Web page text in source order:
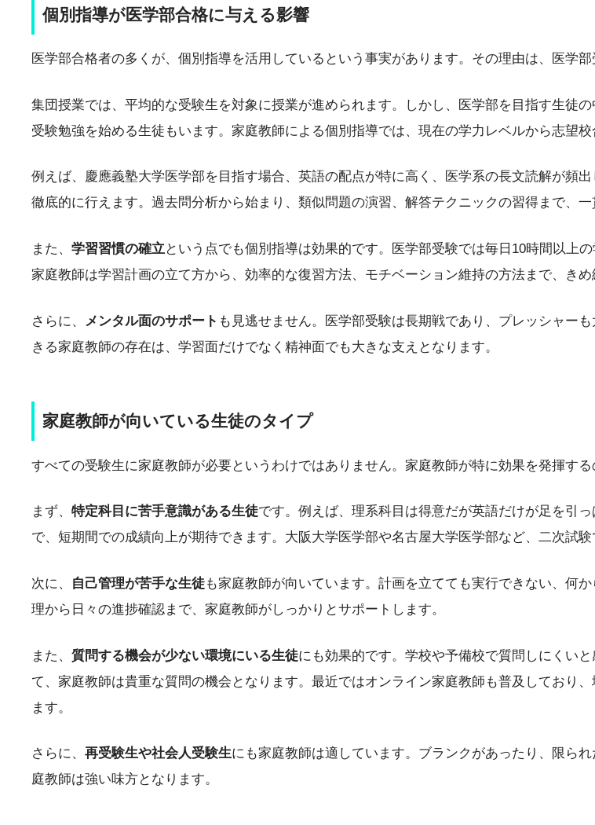
個別指導が医学部合格に与える影響
医学部合格者の多くが、個別指導を活用しているという事実があります。その理由は、医学
集団授業では、平均的な受験生を対象に授業が進められます。しかし、医学部を目指す生徒
受験勉強を始める生徒もいます。家庭教師による個別指導では、現在の学力レベルから志望
例えば、慶應義塾大学医学部を目指す場合、英語の配点が特に高く、医学系の長文読解が頻
徹底的に行えます。過去問分析から始まり、類似問題の演習、解答テクニックの習得まで、一
また、 学習習慣の確立という点でも個別指導は効果的です。医学部受験では毎日10時間以上
家庭教師は学習計画の立て方から、効率的な復習方法、モチベーション維持の方法まで、きめ
さらに、 メンタル面のサポート も見逃せません。医学部受験は長期戦であり、プレッシャー
きる家庭教師の存在は、学習面だけでなく精神面でも大きな支えとなります。
家庭教師が向いている生徒のタイプ
すべての受験生に家庭教師が必要というわけではありません。家庭教師が特に効果を発揮する
まず、 特定科目に苦手意識がある生徒です。例えば、理系科目は得意だが英語だけが足を引
で、短期間での成績向上が期待できます。大阪大学医学部や名古屋大学医学部など、二次試
次に、 自己管理が苦手な生徒も家庭教師が向いています。計画を立てても実行できない、何
理から日々の進捗確認まで、家庭教師がしっかりとサポートします。
また、 質問する機会が少ない環境にいる生徒にも効果的です。学校や予備校で質問しにくい
て、家庭教師は貴重な質問の機会となります。最近ではオンライン家庭教師も普及しており
ます。
さらに、 再受験生や社会人受験生にも家庭教師は適しています。ブランクがあったり、限ら
庭教師は強い味方となります。